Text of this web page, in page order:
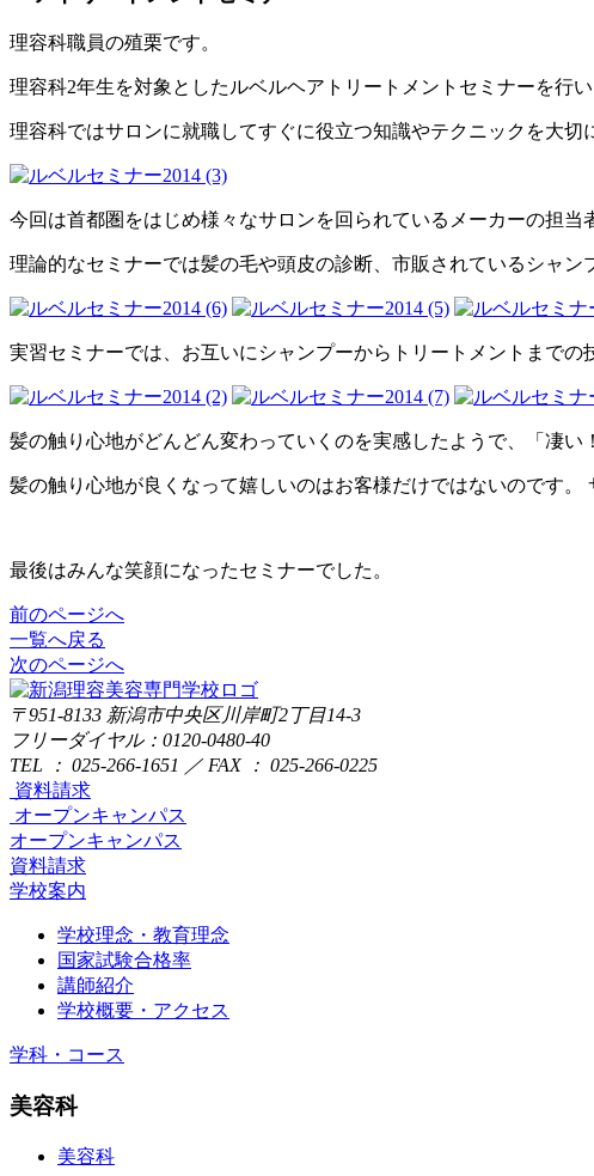
理容科職員の殖栗です。
理容科2年生を対象としたルベルヘアトリートメントセミナーを行い
理容科ではサロンに就職してすぐに役立つ知識やテクニックを大
今回は首都圏をはじめ様々なサロンを回られているメーカーの担
理論的なセミナーでは髪の毛や頭皮の診断、市販されているシャ
実習セミナーでは、お互いにシャンプーからトリートメントまで
髪の触り心地がどんどん変わっていくのを実感したようで、「凄い
髪の触り心地が良くなって嬉しいのはお客様だけではないのです。
最後はみんな笑顔になったセミナーでした。
前のページへ
一覧へ戻る
次のページへ
〒951-8133 新潟市中央区川岸町2丁目14-3
フリーダイヤル：0120-0480-40
TEL ： 025-266-1651 ／ FAX ： 025-266-0225
資料請求
オープンキャンパス
オープンキャンパス
資料請求
学校案内
学校理念・教育理念
国家試験合格率
講師紹介
学校概要・アクセス
学科・コース
美容科
美容科